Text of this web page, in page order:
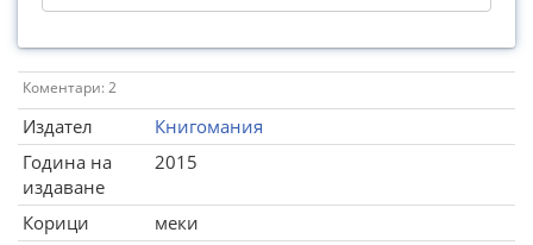
Коментари: 2
Издател
Книгомания
Година на
издаване
2015
Корици
меки